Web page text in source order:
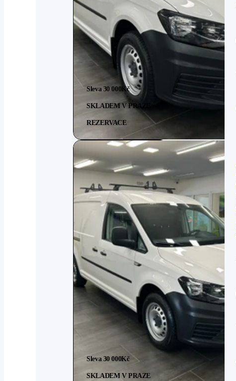
Sleva 30 000Kč
SKLADEM V PRAZE
REZERVACE
Sleva 30 000Kč
SKLADEM V PRAZE